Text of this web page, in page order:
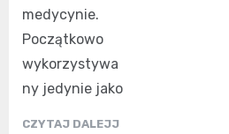
medycynie.
Początkowo
wykorzystywa
ny jedynie jako
CZYTAJ DALEJJ